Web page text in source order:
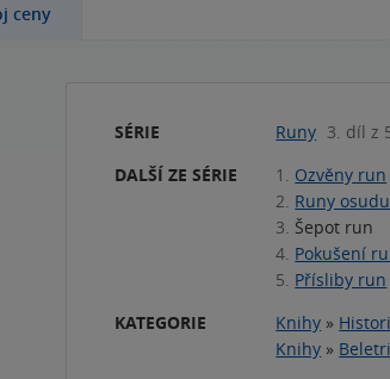
ceny
SÉRIE Runy 3. díl z
DALŠÍ ZE SÉRIE
1. Ozvěny run
2. Runy osudu
3. Šepot run
4. Pokušení
5. Přísliby run
KATEGORIE
Knihy »
Knihy »